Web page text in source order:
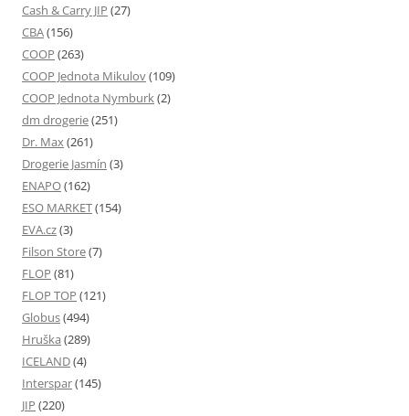
Cash & Carry JIP (27)
CBA(156)
COOP (263)
COOP Jednota Mikulov(109)
COOP Jednota Nymburk(2)
dm drogerie(251)
Dr. Max(261)
Drogerie Jasmín (3)
ENAPO(162)
ESO MARKET(154)
EVA.cz(3)
Filson Store(7)
FLOP (81)
FLOP TOP (121)
Globus(494)
Hruška (289)
ICELAND(4)
Interspar(145)
JIP (220)